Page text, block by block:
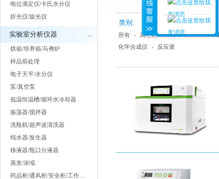
电位滴定仪/卡氏水分仪
折光仪/旋光仪
实验室分析仪器
烘箱/培养箱/马弗炉
样品前处理
电子天平/水分仪
泵/真空泵
低温恒温槽/循环水冷却器
振荡器/搅拌器
洗瓶机/超声波清洗器
纯水器/发生器
移液器/瓶口分液器
蒸发/浓缩
药品柜/通风柜/安全柜/工作…
类别:
所有 - 离心机 - 快速溶剂萃取仪 -
化学合成仪
- 反应釜